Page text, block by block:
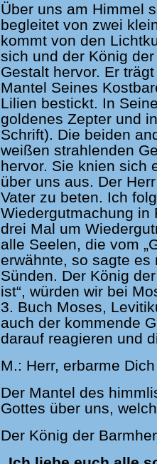
Über uns am Himmel
begleitet von zwei
kommt von den
sich und der König
Gestalt hervor. Er
Mantel Seines
Lilien bestickt. In
goldenes Zepter und
Schrift). Die beiden
weißen strahlenden
hervor. Sie knien sich
über uns aus. Der
Vater zu beten. Ich
Wiedergutmachung in
drei Mal um
alle Seelen, die vom
erwähnte, so sagte
Sünden. Der König
ist“, würden wir bei
3. Buch Moses,
auch der kommende
darauf reagieren und
M.: Herr, erbarme
Der Mantel des
Gottes über uns,
Der König der